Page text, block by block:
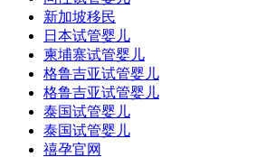
新加坡移民
日本试管婴儿
柬埔寨试管婴儿
格鲁吉亚试管婴儿
格鲁吉亚试管婴儿
泰国试管婴儿
泰国试管婴儿
禧孕官网